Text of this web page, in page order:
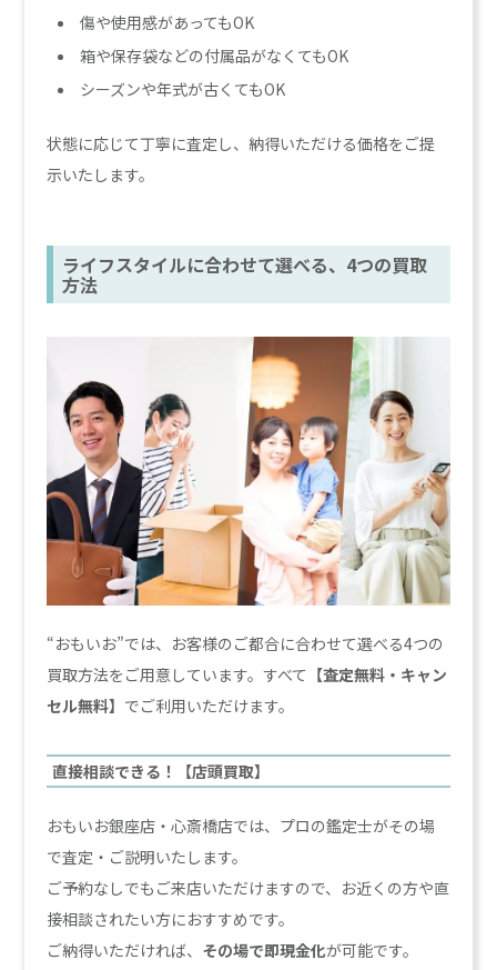
傷や使用感があってもOK
箱や保存袋などの付属品がなくてもOK
シーズンや年式が古くてもOK
状態に応じて丁寧に査定し、納得いただける価格をご提
示いたします。
ライフスタイルに合わせて選べる、4つの買取
方法
“おもいお”では、お客様のご都合に合わせて選べる4つの
買取方法をご用意しています。すべて 【査定無料・キャン
セル無料】 でご利用いただけます。
直接相談できる！【店頭買取】
おもいお銀座店・心斎橋店では、プロの鑑定士がその場
で査定・ご説明いたします。
ご予約なしでもご来店いただけますので、お近くの方や直
接相談されたい方におすすめです。
ご納得いただければ、 その場で即現金化が可能です。